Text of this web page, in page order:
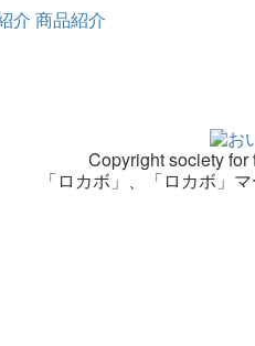
介 商品紹介
Copyright society
「ロカボ」、「ロカボ」